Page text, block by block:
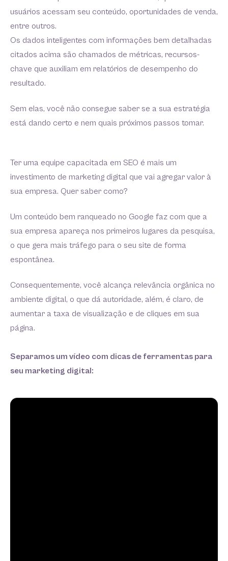
usuários acessam seu conteúdo, oportunidades de venda,
entre outros.
Os dados inteligentes com informações bem detalhadas
citados acima são chamados de métricas, recursos-
chave que auxiliam em relatórios de desempenho do
resultado.
Sem elas, você não consegue saber se a sua estratégia
está dando certo e nem quais próximos passos tomar.
Ter uma equipe capacitada em SEO é mais um
investimento de marketing digital que vai agregar valor à
sua empresa. Quer saber como?
Um conteúdo bem ranqueado no Google faz com que a
sua empresa apareça nos primeiros lugares da pesquisa,
o que gera mais tráfego para o seu site de forma
espontânea.
Consequentemente, você alcança relevância orgânica no
ambiente digital, o que dá autoridade, além, é claro, de
aumentar a taxa de visualização e de cliques em sua
página.
Separamos um vídeo com dicas de ferramentas para
seu marketing digital: